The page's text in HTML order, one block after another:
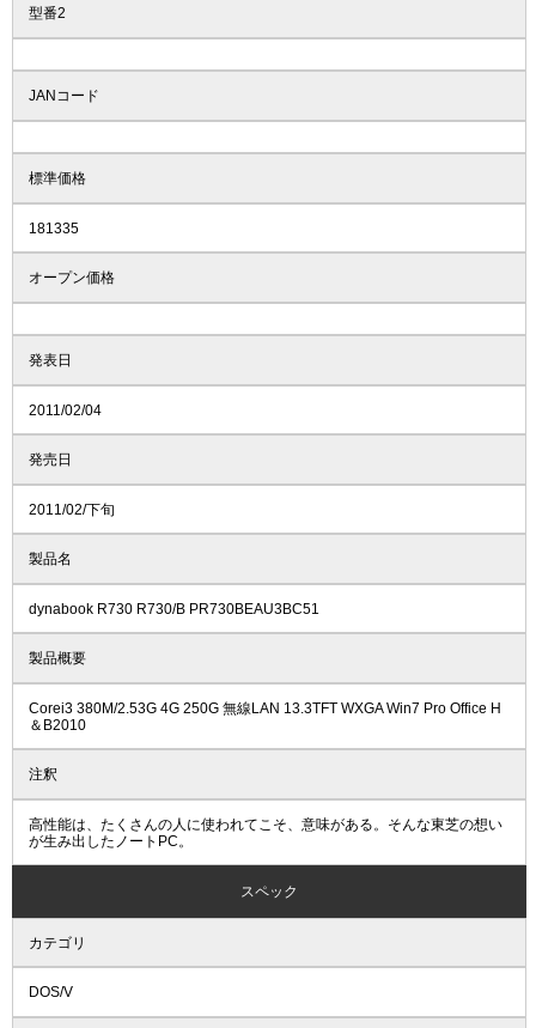
型番2
JANコード
標準価格
181335
オープン価格
発表日
2011/02/04
発売日
2011/02/下旬
製品名
dynabook R730 R730/B PR730BEAU3BC51
製品概要
Corei3 380M/2.53G 4G 250G 無線LAN 13.3TFT WXGA Win7 Pro Office H
＆B2010
注釈
高性能は、たくさんの人に使われてこそ、意味がある。そんな東芝の想い
が生み出したノートPC。
スペック
カテゴリ
DOS/V